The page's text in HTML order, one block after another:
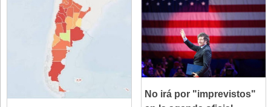
No irá por "imprevistos"